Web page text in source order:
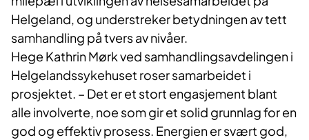
Helgeland, og understreker betydningen av tett
samhandling på tvers av nivåer.
Hege Kathrin Mørk ved samhandlingsavdelingen i
Helgelandssykehuset roser samarbeidet i
prosjektet. – Det er et stort engasjement blant
alle involverte, noe som gir et solid grunnlag for en
god og effektiv prosess. Energien er svært god,